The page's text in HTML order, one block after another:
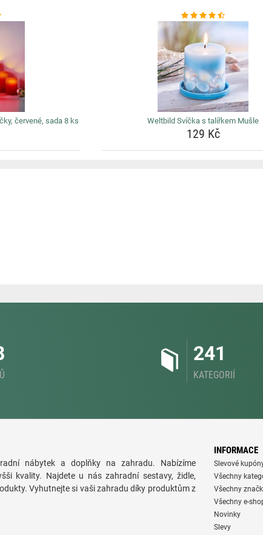
červené, sada 8 ks Weltbild Svíčka s talířkem Mušle
129 Kč
241
KATEGORIÍ
nábytek a doplňky na zahradu. Nabízíme
kvality. Najdete u nás zahradní sestavy, židle,
Vyhutnejte si vaši zahradu díky produktům z
INFORMACE
Slevové
Všechny
Všechny
Všechny e-
Novinky
Slevy